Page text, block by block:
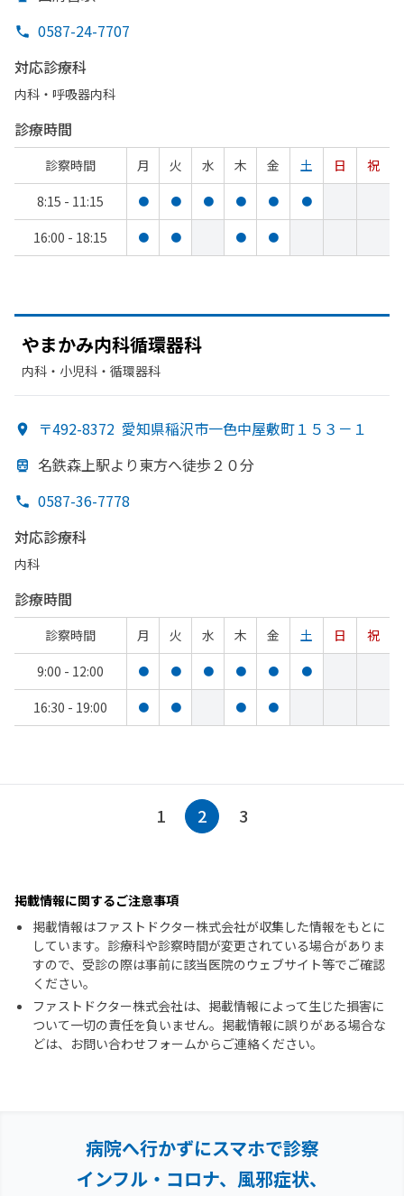
0587-24-7707
対応診療科
内科・​呼吸器内科
診療時間
診察時間 月 火 水 木 金 土 日
祝
8:15 - 11:15
● ● ● ● ● ●
16:00 - 18:15 ● ● ● ●
やまかみ内科循環器科
内科・​小児科・​循環器科
〒492-8372 愛知県稲沢市一色中屋敷町１５３－１
名鉄森上駅より東方へ徒歩２０分
0587-36-7778
対応診療科
内科
診療時間
診察時間 月 火 水 木 金 土 日
祝
9:00 - 12:00
● ● ● ● ● ●
16:30 - 19:00 ● ● ● ●
1 2 3
掲載情報に関するご注意事項
掲載情報はファストドクター株式会社が収集した情報をもとに
しています。診療科や診察時間が変更されている場合がありま
すので、受診の際は事前に該当医院のウェブサイト等でご確認
ください。
ファストドクター株式会社は、掲載情報によって生じた損害に
ついて一切の責任を負いません。掲載情報に誤りがある場合な
どは、お問い合わせフォームからご連絡ください。
病院へ行かずにスマホで診察
インフル・コロナ、風邪症状、